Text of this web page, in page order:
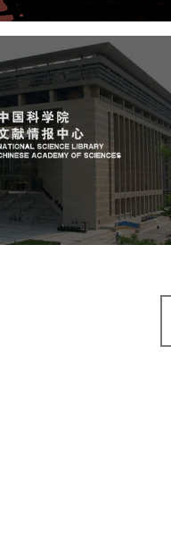
献情报中心
站建设
虚拟展厅
数字博物馆建设
展厅设计
产品展厅设计
公司展厅设计